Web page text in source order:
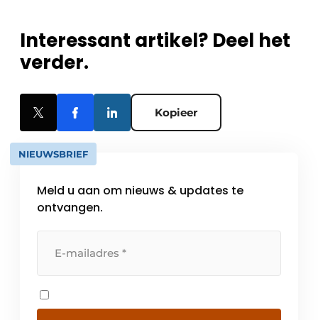
Interessant artikel? Deel het
verder.
Kopieer
NIEUWSBRIEF
Meld u aan om nieuws & updates te
ontvangen.